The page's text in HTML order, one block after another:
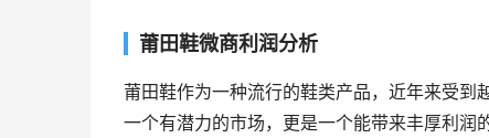
莆田鞋微商利润分析
莆田鞋作为一种流行的鞋类产品，近年来受到
一个有潜力的市场，更是一个能带来丰厚利润